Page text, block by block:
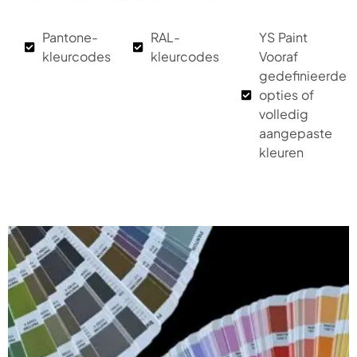
Pantone-
kleurcodes
RAL-
kleurcodes
YS Paint
Vooraf
gedefinieerde
opties of
volledig
aangepaste
kleuren